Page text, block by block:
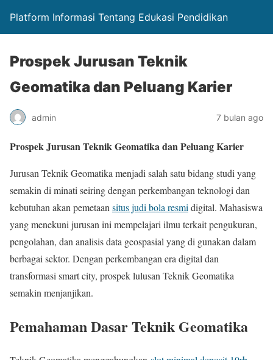
Platform Informasi Tentang Edukasi Pendidikan
Prospek Jurusan Teknik
Geomatika dan Peluang Karier
admin 7 bulan ago
Prospek Jurusan Teknik Geomatika dan Peluang Karier
Jurusan Teknik Geomatika menjadi salah satu bidang studi yang
semakin di minati seiring dengan perkembangan teknologi dan
kebutuhan akan pemetaan situs judi bola resmi digital. Mahasiswa
yang menekuni jurusan ini mempelajari ilmu terkait pengukuran,
pengolahan, dan analisis data geospasial yang di gunakan dalam
berbagai sektor. Dengan perkembangan era digital dan
transformasi smart city, prospek lulusan Teknik Geomatika
semakin menjanjikan.
Pemahaman Dasar Teknik Geomatika